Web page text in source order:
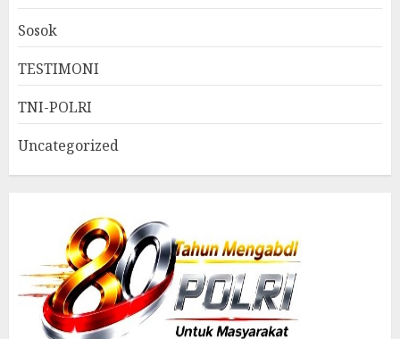
Sosok
TESTIMONI
TNI-POLRI
Uncategorized